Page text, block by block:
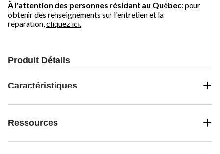
À l'attention des personnes résidant au Québec: pour
obtenir des renseignements sur l'entretien et la
réparation, cliquez ici.
Produit Détails
Caractéristiques
Ressources